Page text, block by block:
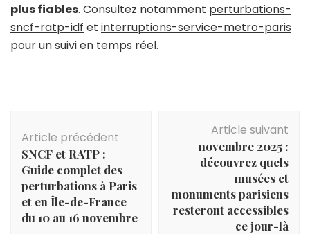
plus fiables. Consultez notamment perturbations-
sncf-ratp-idf et interruptions-service-metro-paris
pour un suivi en temps réel.
d'article
Article précédent
SNCF et RATP :
Guide complet des
perturbations à Paris
et en Île-de-France
du 10 au 16 novembre
Article suivant
novembre 2025 :
découvrez quels
musées et
monuments parisiens
resteront accessibles
ce jour-là